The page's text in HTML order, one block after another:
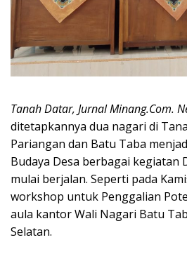
Tanah Datar, Jurnal Minang.Com.
ditetapkannya dua nagari di
Pariangan dan Batu Taba
Budaya Desa berbagai kegiatan
mulai berjalan. Seperti pada
workshop untuk Penggalian
aula kantor Wali Nagari Batu
Selatan.